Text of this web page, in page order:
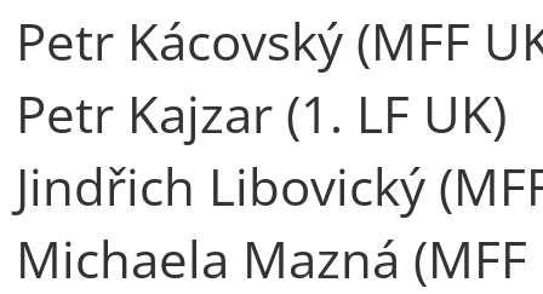
Petr Kácovský (MFF
Petr Kajzar (1. LF UK)
Jindřich Libovický
Michaela Mazná (MFF